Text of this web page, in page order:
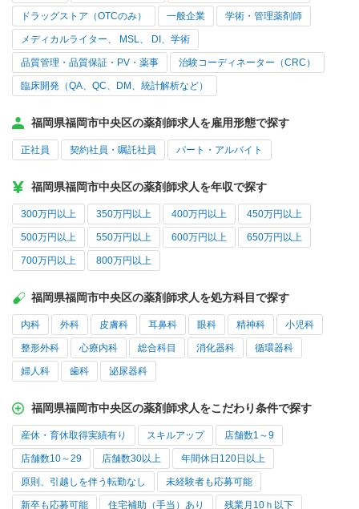
ドラッグストア（OTCのみ） 一般企業 学術・管理薬剤師
メディカルライター、 MSL、 DI、学術
品質管理・品質保証・PV・薬事 治験コーディネーター（CRC）
臨床開発（QA、QC、DM、統計解析など）
福岡県福岡市中央区の薬剤師求人を雇用形態で探す
正社員 契約社員・嘱託社員 パート・アルバイト
福岡県福岡市中央区の薬剤師求人を年収で探す
300万円以上 350万円以上 400万円以上 450万円以上
500万円以上 550万円以上 600万円以上 650万円以上
700万円以上 800万円以上
福岡県福岡市中央区の薬剤師求人を処方科目で探す
内科 外科 皮膚科 耳鼻科 眼科 精神科 小児科
整形外科 心療内科 総合科目 消化器科 循環器科
婦人科 歯科 泌尿器科
福岡県福岡市中央区の薬剤師求人をこだわり条件で探す
産休・育休取得実績有り スキルアップ 店舗数1～9
店舗数10～29 店舗数30以上 年間休日120日以上
原則、引越しを伴う転勤なし 未経験者も応募可能
新卒も応募可能 住宅補助（手当）あり 残業月10ｈ以下